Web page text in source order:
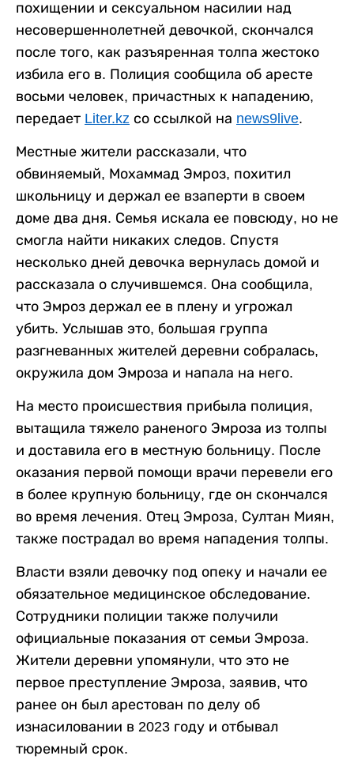
похищении и сексуальном насилии над
несовершеннолетней девочкой, скончался
после того, как разъяренная толпа жестоко
избила его в. Полиция сообщила об аресте
восьми человек, причастных к нападению,
передает Liter.kz со ссылкой на news9live.
Местные жители рассказали, что
обвиняемый, Мохаммад Эмроз, похитил
школьницу и держал ее взаперти в своем
доме два дня. Семья искала ее повсюду, но не
смогла найти никаких следов. Спустя
несколько дней девочка вернулась домой и
рассказала о случившемся. Она сообщила,
что Эмроз держал ее в плену и угрожал
убить. Услышав это, большая группа
разгневанных жителей деревни собралась,
окружила дом Эмроза и напала на него.
На место происшествия прибыла полиция,
вытащила тяжело раненого Эмроза из толпы
и доставила его в местную больницу. После
оказания первой помощи врачи перевели его
в более крупную больницу, где он скончался
во время лечения. Отец Эмроза, Султан Миян,
также пострадал во время нападения толпы.
Власти взяли девочку под опеку и начали ее
обязательное медицинское обследование.
Сотрудники полиции также получили
официальные показания от семьи Эмроза.
Жители деревни упомянули, что это не
первое преступление Эмроза, заявив, что
ранее он был арестован по делу об
изнасиловании в 2023 году и отбывал
тюремный срок.